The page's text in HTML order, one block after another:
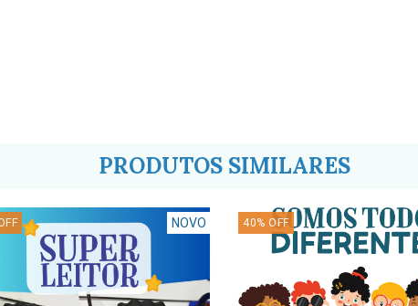
PRODUTOS SIMILARES
NOVO 40% OFF